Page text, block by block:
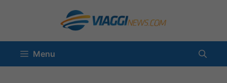
contenuto
Menu